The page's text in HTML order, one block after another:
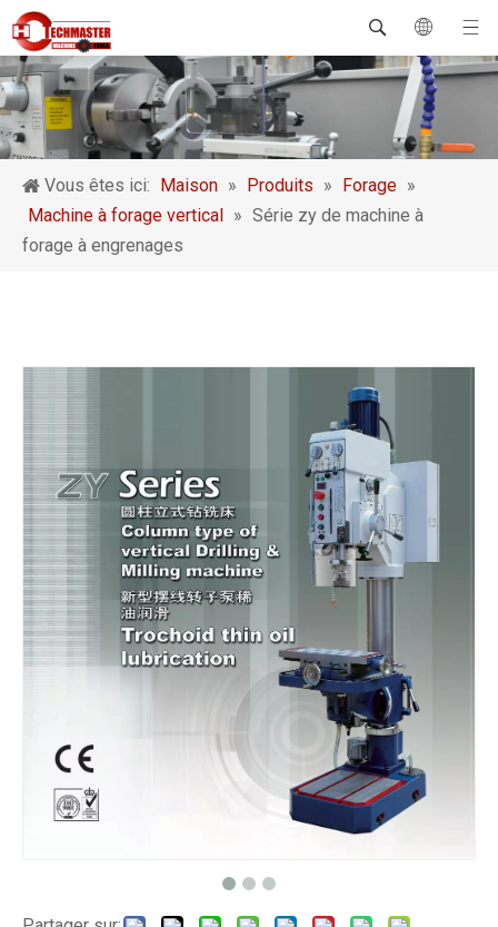
Vous êtes ici: Maison » Produits » Forage »
Machine à forage vertical
» Série zy de machine à
forage à engrenages